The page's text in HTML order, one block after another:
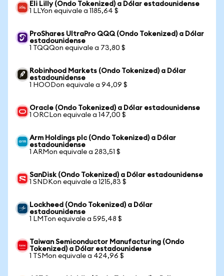
Eli Lilly (Ondo Tokenized) a Dólar estadounidense
1 LLYon equivale a 1185,64 $
ProShares UltraPro QQQ (Ondo Tokenized) a Dólar
estadounidense
1 TQQQon equivale a 73,80 $
Robinhood Markets (Ondo Tokenized) a Dólar
estadounidense
1 HOODon equivale a 94,09 $
Oracle (Ondo Tokenized) a Dólar estadounidense
1 ORCLon equivale a 147,00 $
Arm Holdings plc (Ondo Tokenized) a Dólar
estadounidense
1 ARMon equivale a 283,51 $
SanDisk (Ondo Tokenized) a Dólar estadounidense
1 SNDKon equivale a 1215,83 $
Lockheed (Ondo Tokenized) a Dólar
estadounidense
1 LMTon equivale a 595,48 $
Taiwan Semiconductor Manufacturing (Ondo
Tokenized) a Dólar estadounidense
1 TSMon equivale a 424,96 $